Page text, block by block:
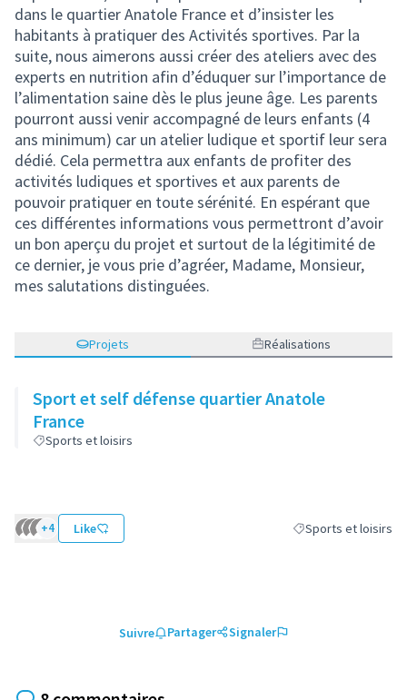
dans le quartier Anatole France et d’insister les
habitants à pratiquer des Activités sportives. Par la
suite, nous aimerons aussi créer des ateliers avec des
experts en nutrition afin d’éduquer sur l’importance de
l’alimentation saine dès le plus jeune âge. Les parents
pourront aussi venir accompagné de leurs enfants (4
ans minimum) car un atelier ludique et sportif leur sera
dédié. Cela permettra aux enfants de profiter des
activités ludiques et sportives et aux parents de
pouvoir pratiquer en toute sérénité. En espérant que
ces différentes informations vous permettront d’avoir
un bon aperçu du projet et surtout de la légitimité de
ce dernier, je vous prie d’agréer, Madame, Monsieur,
mes salutations distinguées.
Projets Réalisations
Sport et self défense quartier Anatole
France
Sports et loisirs
+4 Like Filtrer les résultats
Sports et loisirs
Suivre Partager Signaler